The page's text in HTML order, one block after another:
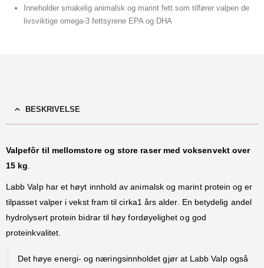
Inneholder smakelig animalsk og marint fett som tilfører valpen de
livsviktige omega-3 fettsyrene EPA og DHA
BESKRIVELSE
Valpefôr til mellomstore og store raser med voksenvekt over
15 kg.
Labb Valp har et høyt innhold av animalsk og marint protein og er
tilpasset valper i vekst fram til cirka1 års alder. En betydelig andel
hydrolysert protein bidrar til høy fordøyelighet og god
proteinkvalitet.
Det høye energi- og næringsinnholdet gjør at Labb Valp også